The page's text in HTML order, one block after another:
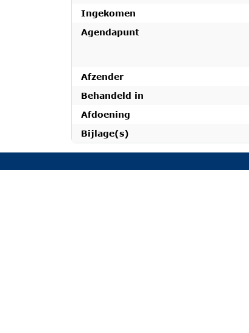
Ingekomen
Agendapunt
Afzender
Behandeld in
Afdoening
Bijlage(s)